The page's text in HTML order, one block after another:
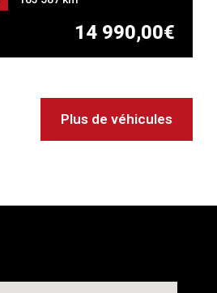
14 990,00€
Plus de véhicules